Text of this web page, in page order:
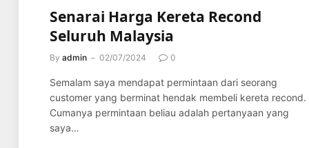
Senarai Harga Kereta Recond
Seluruh Malaysia
By admin 02/07/2024 0
Semalam saya mendapat permintaan dari seorang
customer yang berminat hendak membeli kereta recond.
Cumanya permintaan beliau adalah pertanyaan yang
saya…